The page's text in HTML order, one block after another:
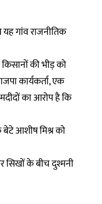
गांव राजनीतिक
की भीड़ को
कार्यकर्ता, एक
का आरोप है कि
आशीष मिश्र को
के बीच दुश्मनी